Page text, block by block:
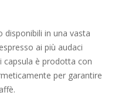
disponibili in una vasta
ai più audaci
capsula è prodotta con
per garantire